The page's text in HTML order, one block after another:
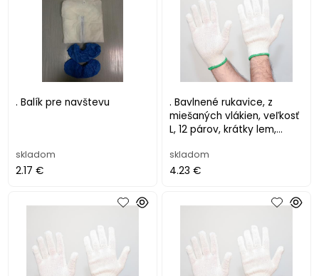
. Balík pre navštevu
skladom
2.17 €
. Bavlnené rukavice, z
miešaných vlákien, veľkosť
L, 12 párov, krátky lem,
skladom
4.23 €